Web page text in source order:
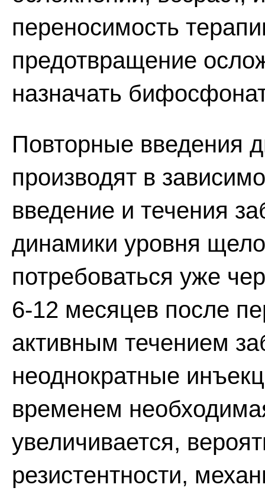
переносимость
предотвращение
назначать
Повторные введения
производят в
введение и течения
динамики уровня
потребоваться уже
6-12 месяцев после
активным течением
неоднократные
временем
увеличивается,
резистентности,